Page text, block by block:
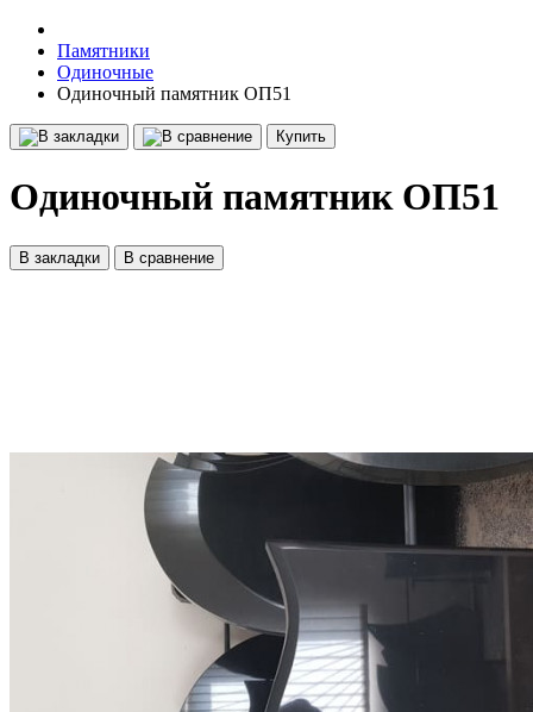
Памятники
Одиночные
Одиночный памятник ОП51
Купить
Одиночный памятник ОП51
В закладки В сравнение